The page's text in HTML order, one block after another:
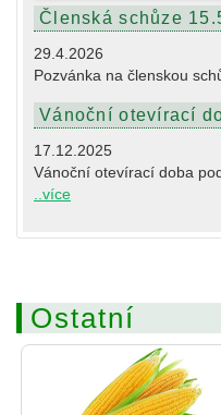
Členská schůze
29.4.2026
Pozvánka na členskou
Vánoční otevírací
17.12.2025
Vánoční otevírací doba
..více
Ostatní